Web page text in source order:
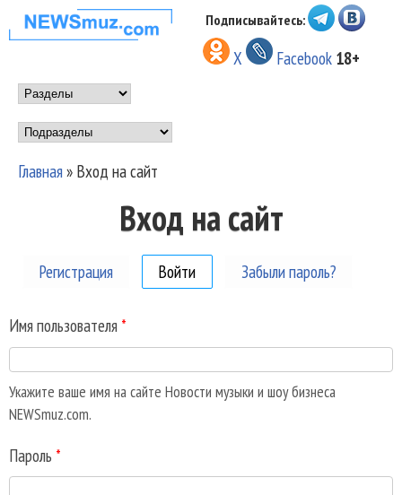
Перейти к основному
содержанию
НОВОСТИ
МУЗЫКИ И
ШОУ БИЗНЕСА
NEWSMUZ.COM
Подписывайтесь:
X Facebook 18+
Main menu
Подразделы
Вы здесь
Главная» Вход на сайт
Вход на сайт
Регистрация Войти (активная вкладка)
Забыли пароль?
Имя пользователя *
Укажите ваше имя на сайте Новости музыки и шоу бизнеса
NEWSmuz.com.
Пароль *